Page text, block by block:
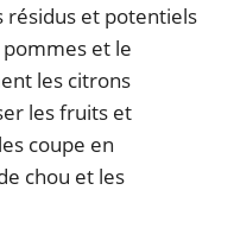
et potentiels
et le
les citrons
les fruits et
coupe en
chou et les